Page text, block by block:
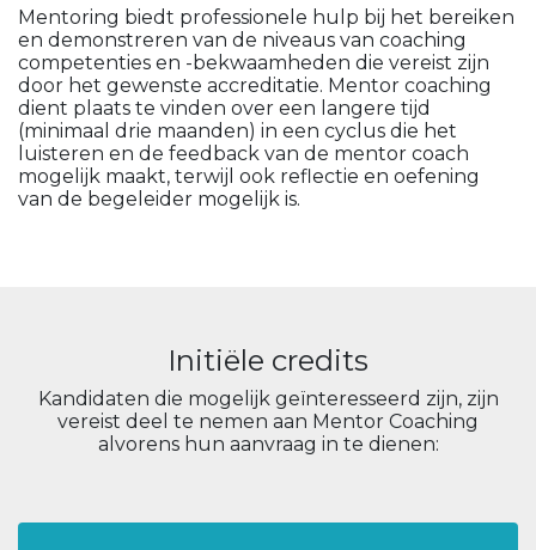
Mentoring biedt professionele hulp bij het bereiken
en demonstreren van de niveaus van coaching
competenties en -bekwaamheden die vereist zijn
door het gewenste accreditatie. Mentor coaching
dient plaats te vinden over een langere tijd
(minimaal drie maanden) in een cyclus die het
luisteren en de feedback van de mentor coach
mogelijk maakt, terwijl ook reflectie en oefening
van de begeleider mogelijk is.
Initiële credits
Kandidaten die mogelijk geïnteresseerd zijn, zijn
vereist deel te nemen aan Mentor Coaching
alvorens hun aanvraag in te dienen: